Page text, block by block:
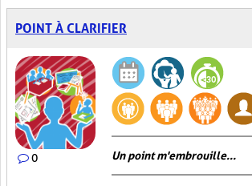
POINT À CLARIFIER
0 Un point m'embrouille...